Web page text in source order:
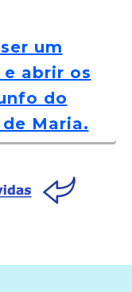
um
abrir os
do
Maria.